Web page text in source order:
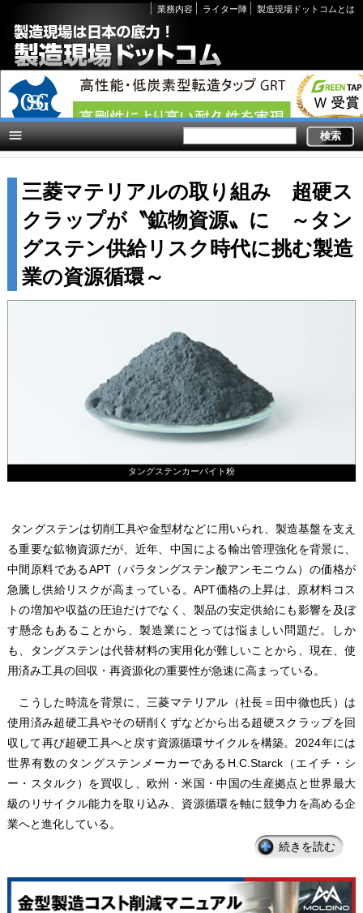
Secondary
links
業務内容 ライター陣 製造現場ドットコムとは
三菱マテリアルの取り組み 超硬ス
クラップが〝鉱物資源〟に ～タン
グステン供給リスク時代に挑む製造
業の資源循環～
タングステンカーバイト粉
タングステンは切削工具や金型材などに用いられ、製造基盤を支え
る重要な鉱物資源だが、近年、中国による輸出管理強化を背景に、
中間原料であるAPT（パラタングステン酸アンモニウム）の価格が
急騰し供給リスクが高まっている。APT価格の上昇は、原材料コス
トの増加や収益の圧迫だけでなく、製品の安定供給にも影響を及ぼ
す懸念もあることから、製造業にとっては悩ましい問題だ。しか
も、タングステンは代替材料の実用化が難しいことから、現在、使
用済み工具の回収・再資源化の重要性が急速に高まっている。
こうした時流を背景に、三菱マテリアル（社長＝田中徹也氏）は
使用済み超硬工具やその研削くずなどから出る超硬スクラップを回
収して再び超硬工具へと戻す資源循環サイクルを構築。2024年には
世界有数のタングステンメーカーであるH.C.Starck（エイチ・シ
ー・スタルク）を買収し、欧州・米国・中国の生産拠点と世界最大
級のリサイクル能力を取り込み、資源循環を軸に競争力を高める企
業へと進化している。
続きを読む